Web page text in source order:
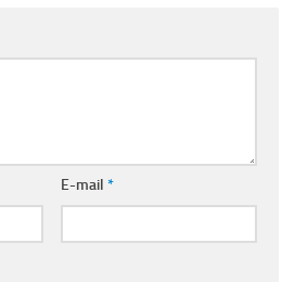
E-mail *